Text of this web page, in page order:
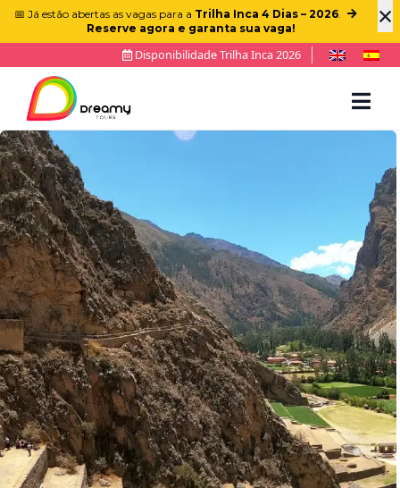
×
📅 Já estão abertas as vagas para a Trilha Inca 4 Dias – 2026.
Reserve agora e garanta sua vaga!
Disponibilidade Trilha Inca 2026